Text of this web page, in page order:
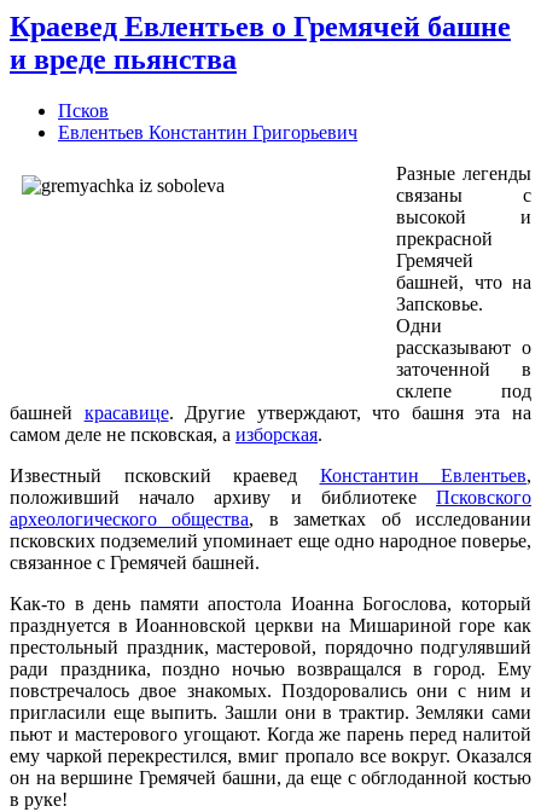
Краевед Евлентьев о Гремячей башне
и вреде пьянства
Псков
Евлентьев Константин Григорьевич
Разные легенды
связаны с
высокой и
прекрасной
Гремячей
башней, что на
Запсковье.
Одни
рассказывают о
заточенной в
склепе под
башней красавице. Другие утверждают, что башня эта на
самом деле не псковская, а изборская.
Известный псковский краевед Константин Евлентьев,
положивший начало архиву и библиотеке Псковского
археологического общества, в заметках об исследовании
псковских подземелий упоминает еще одно народное поверье,
связанное с Гремячей башней.
Как-то в день памяти апостола Иоанна Богослова, который
празднуется в Иоанновской церкви на Мишариной горе как
престольный праздник, мастеровой, порядочно подгулявший
ради праздника, поздно ночью возвращался в город. Ему
повстречалось двое знакомых. Поздоровались они с ним и
пригласили еще выпить. Зашли они в трактир. Земляки сами
пьют и мастерового угощают. Когда же парень перед налитой
ему чаркой перекрестился, вмиг пропало все вокруг. Оказался
он на вершине Гремячей башни, да еще с обглоданной костью
в руке!